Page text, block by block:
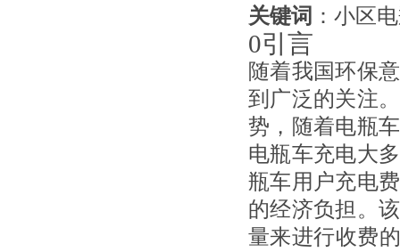
关键词 ：小区
0引言
随着我国环保
到广泛的关注
势，随着电瓶
电瓶车充电大
瓶车用户充电
的经济负担。
量来进行收费